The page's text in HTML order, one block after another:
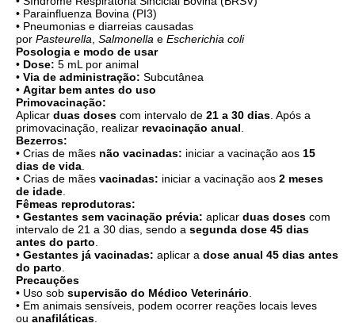
• Parainfluenza Bovina (PI3)
• Pneumonias e diarreias causadas
por Pasteurella Salmonella e Escherichia coli
Posologia e modo de usar
• Dose: 5 mL por animal
• Via de administração: Subcutânea
• Agitar bem antes do uso
Primovacinação:
Aplicar duas doses com intervalo de 21 a 30 dias . Após a
primovacinação, realizar revacinação anual
Bezerros:
• Crias de mães não vacinadas: iniciar a vacinação aos 15
dias de vida
• Crias de mães vacinadas: iniciar a vacinação aos 2 meses
de idade
Fêmeas reprodutoras:
• Gestantes sem vacinação prévia: aplicar duas doses com
intervalo de 21 a 30 dias, sendo a segunda dose 45 dias
antes do parto
• Gestantes já vacinadas: aplicar a dose anual 45 dias antes
do parto
Precauções
• Uso sob supervisão do Médico Veterinário
• Em animais sensíveis, podem ocorrer reações locais leves
ou anafiláticas